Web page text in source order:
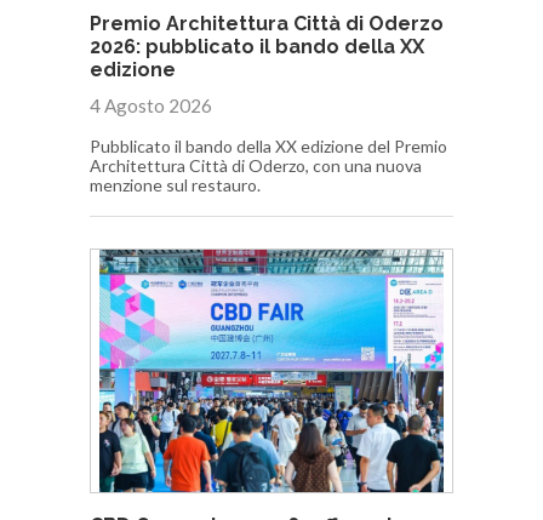
Premio Architettura Città di Oderzo
2026: pubblicato il bando della XX
edizione
4 Agosto 2026
Pubblicato il bando della XX edizione del Premio
Architettura Città di Oderzo, con una nuova
menzione sul restauro.